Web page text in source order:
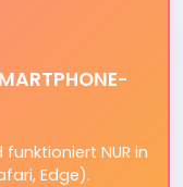
NUR in
Edge).